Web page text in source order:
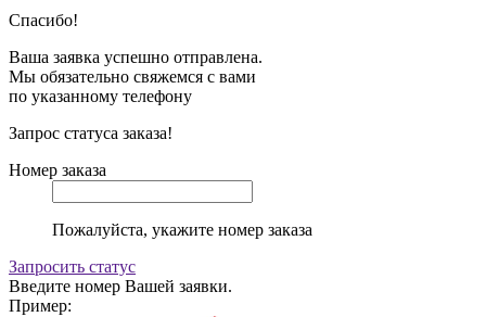
Спасибо!
Ваша заявка успешно отправлена.
Мы обязательно свяжемся с вами
по указанному телефону
Запрос статуса заказа!
Номер заказа
Пожалуйста, укажите номер заказа
Запросить статус
Введите номер Вашей заявки.
Пример: